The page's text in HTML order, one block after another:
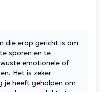
die erop gericht is om
sporen en te
emotionele of
Het is zeker
je heeft geholpen om